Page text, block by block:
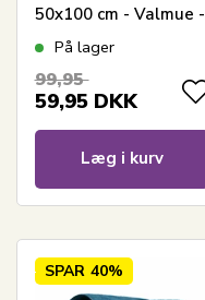
50x100 cm - Valmue -
Lysegrøn
På lager
99,95
59,95 DKK
Læg i kurv
SPAR 40%